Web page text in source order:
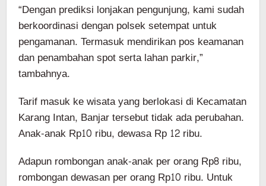
“Dengan prediksi lonjakan pengunjung, kami sudah
berkoordinasi dengan polsek setempat untuk
pengamanan. Termasuk mendirikan pos keamanan
dan penambahan spot serta lahan parkir,”
tambahnya.
Tarif masuk ke wisata yang berlokasi di Kecamatan
Karang Intan, Banjar tersebut tidak ada perubahan.
Anak-anak Rp10 ribu, dewasa Rp 12 ribu.
Adapun rombongan anak-anak per orang Rp8 ribu,
rombongan dewasan per orang Rp10 ribu. Untuk